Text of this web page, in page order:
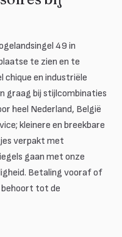
49 in
te zien en te
chique en industriële
graag bij stijlcombinaties
heel Nederland, België
kleinere en breekbare
verpakt met
gaan met onze
Betaling vooraf of
behoort tot de